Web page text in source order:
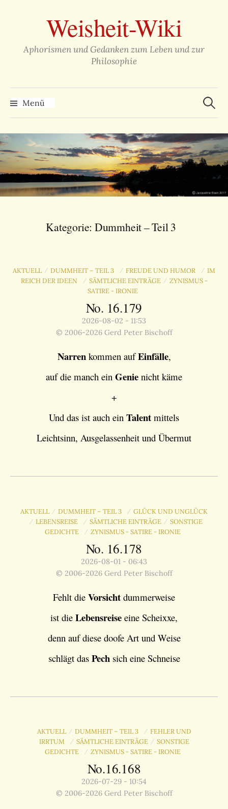
überspringenWeisheit-Wiki
Aphorismen und Gedanken zum Leben und zur
Philosophie
Menü
Suchen
nach:
Kategorie: Dummheit – Teil 3
AKTUELL / DUMMHEIT – TEIL 3 / FREUDE UND HUMOR / IM
REICH DER IDEEN
/ SÄMTLICHE EINTRÄGE / ZYNISMUS -
SATIRE - IRONIE
No. 16.179
2026-08-02 - 11:53
© 2006-2026 Gerd Peter Bischoff
Narrenkommen aufEinfälle,
auf die manch ein Genie nicht käme
+
Und das ist auch ein Talent mittels
Leichtsinn, Ausgelassenheit und Übermut
AKTUELL / DUMMHEIT – TEIL 3 / GLÜCK UND UNGLÜCK
/ LEBENSREISE / SÄMTLICHE EINTRÄGE / SONSTIGE
GEDICHTE
/ ZYNISMUS - SATIRE - IRONIE
No. 16.178
2026-08-01 - 06:43
© 2006-2026 Gerd Peter Bischoff
Fehlt die Vorsicht dummerweise
ist die Lebensreise eine Scheixxe,
denn auf diese doofe Art und Weise
schlägt das Pech sich eine Schneise
AKTUELL / DUMMHEIT – TEIL 3 / FEHLER UND
IRRTUM
/ SÄMTLICHE EINTRÄGE / SONSTIGE
GEDICHTE
/ ZYNISMUS - SATIRE - IRONIE
No.16.168
2026-07-29 - 10:54
© 2006-2026 Gerd Peter Bischoff